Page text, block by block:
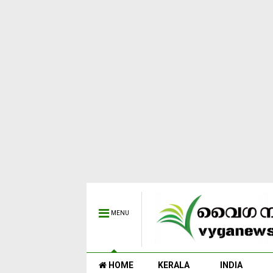
MENU
HOME KERALA INDIA